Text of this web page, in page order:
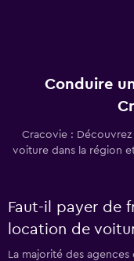
Conduire
Cracovie :
voiture dans la région
Faut-il payer de
location de
La majorité des